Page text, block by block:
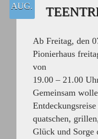
AUG.
Ab Freitag, den
Pionierhaus
von
19.00 – 21.00
Gemeinsam
quatschen,
Glück und Sorge